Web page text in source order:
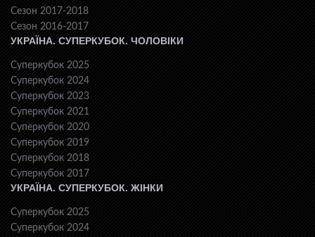
Сезон 2017-2018
Сезон 2016-2017
УКРАЇНА. СУПЕРКУБОК. ЧОЛОВІКИ
Суперкубок 2025
Суперкубок 2024
Суперкубок 2023
Суперкубок 2021
Суперкубок 2020
Суперкубок 2019
Суперкубок 2018
Суперкубок 2017
УКРАЇНА. СУПЕРКУБОК. ЖІНКИ
Суперкубок 2025
Суперкубок 2024